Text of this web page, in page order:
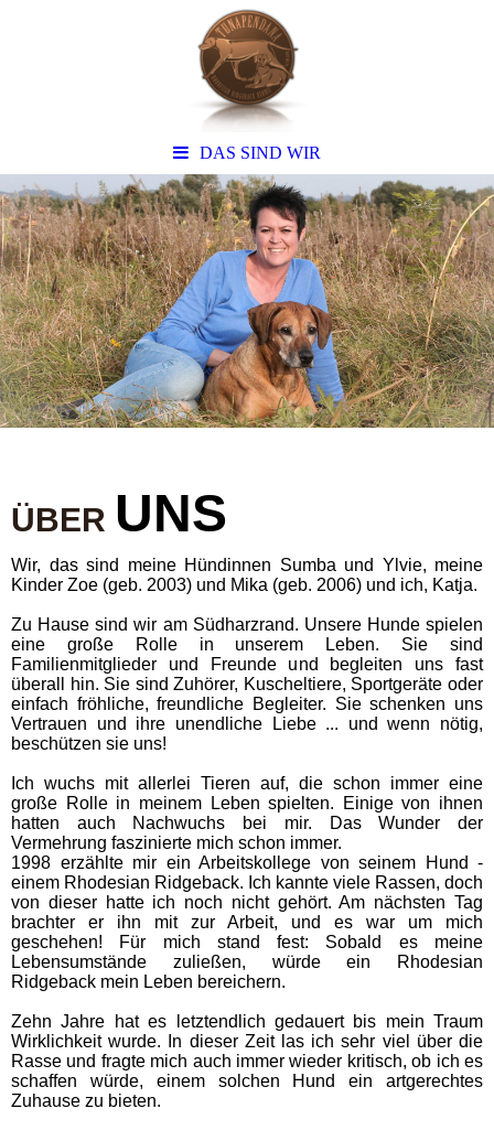
DAS SIND WIR
ÜBER UNS
Wir, das sind meine Hündinnen Sumba und Ylvie, meine
Kinder Zoe (geb. 2003) und Mika (geb. 2006) und ich, Katja.
Zu Hause sind wir am Südharzrand. Unsere Hunde spielen
eine große Rolle in unserem Leben. Sie sind
Familienmitglieder und Freunde und begleiten uns fast
überall hin. Sie sind Zuhörer, Kuscheltiere, Sportgeräte oder
einfach fröhliche, freundliche Begleiter. Sie schenken uns
Vertrauen und ihre unendliche Liebe ... und wenn nötig,
beschützen sie uns!
Ich wuchs mit allerlei Tieren auf, die schon immer eine
große Rolle in meinem Leben spielten. Einige von ihnen
hatten auch Nachwuchs bei mir. Das Wunder der
Vermehrung faszinierte mich schon immer.
1998 erzählte mir ein Arbeitskollege von seinem Hund -
einem Rhodesian Ridgeback. Ich kannte viele Rassen, doch
von dieser hatte ich noch nicht gehört. Am nächsten Tag
brachter er ihn mit zur Arbeit, und es war um mich
geschehen! Für mich stand fest: Sobald es meine
Lebensumstände zuließen, würde ein Rhodesian
Ridgeback mein Leben bereichern.
Zehn Jahre hat es letztendlich gedauert bis mein Traum
Wirklichkeit wurde. In dieser Zeit las ich sehr viel über die
Rasse und fragte mich auch immer wieder kritisch, ob ich es
schaffen würde, einem solchen Hund ein artgerechtes
Zuhause zu bieten.